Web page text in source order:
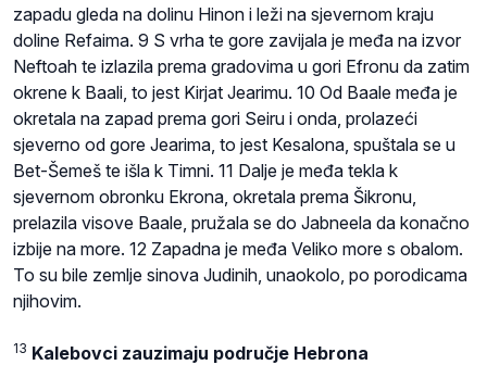
zapadu gleda na dolinu Hinon i leži na sjevernom kraju
doline Refaima. 9 S vrha te gore zavijala je međa na izvor
Neftoah te izlazila prema gradovima u gori Efronu da zatim
okrene k Baali, to jest Kirjat Jearimu. 10 Od Baale međa je
okretala na zapad prema gori Seiru i onda, prolazeći
sjeverno od gore Jearima, to jest Kesalona, spuštala se u
Bet-Šemeš te išla k Timni. 11 Dalje je međa tekla k
sjevernom obronku Ekrona, okretala prema Šikronu,
prelazila visove Baale, pružala se do Jabneela da konačno
izbije na more. 12 Zapadna je međa Veliko more s obalom.
To su bile zemlje sinova Judinih, unaokolo, po porodicama
njihovim.
13 Kalebovci zauzimaju područje Hebrona